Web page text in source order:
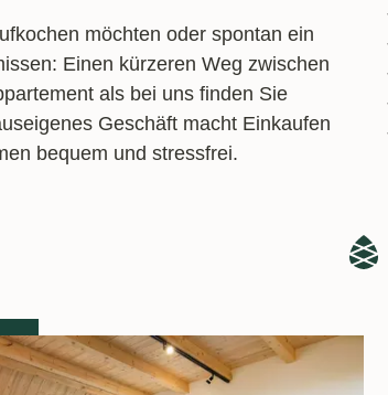
möchten oder spontan ein
Einen kürzeren Weg zwischen
als bei uns finden Sie
Geschäft macht Einkaufen
bequem und stressfrei.